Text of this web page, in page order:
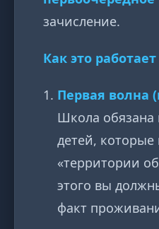
зачисление.
Как это
Первая волна
Школа обязана
детей,
«территории
этого вы
факт